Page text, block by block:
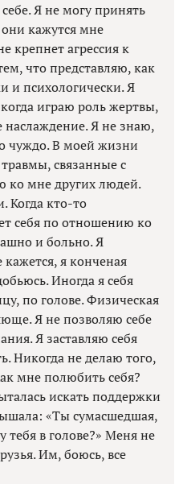
Я не могу принять
кажутся мне
крепнет агрессия к
что представляю, как
и психологически. Я
играю роль жертвы,
наслаждение. Я не знаю,
чуждо. В моей жизни
связанные с
ко мне других людей.
Когда кто-то
себя по отношению ко
и больно. Я
я конченая
Иногда я себя
по голове. Физическая
Я не позволяю себе
Я заставляю себя
Никогда не делаю того,
мне полюбить себя?
искать поддержки
«Ты сумасшедшая,
тебя в голове?» Меня не
Им, боюсь, все